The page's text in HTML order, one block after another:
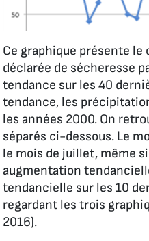
Ce graphique présente
déclarée de sécheresse
tendance sur les 40
tendance, les
les années 2000. On
séparés ci-dessous. Le
le mois de juillet, même
augmentation
tendancielle sur les 10
regardant les trois
2016).